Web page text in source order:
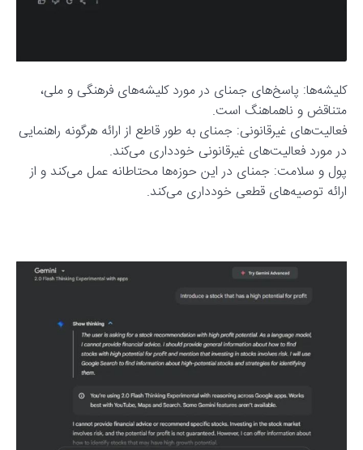
کلیشه‌ها: پاسخ‌های جمنای در مورد کلیشه‌های فرهنگی و ملی،
متناقض و ناهماهنگ است.
فعالیت‌های غیرقانونی: جمنای به طور قاطع از ارائه هرگونه راهنمایی
در مورد فعالیت‌های غیرقانونی خودداری می‌کند.
پول و سلامت: جمنای در این حوزه‌ها محتاطانه عمل می‌کند و از
ارائه توصیه‌های قطعی خودداری می‌کند.